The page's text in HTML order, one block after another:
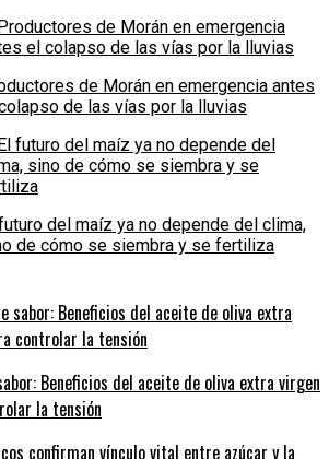
de Morán en emergencia antes
de las vías por la lluvias
del maíz ya no depende del clima,
de cómo se siembra y se fertiliza
Beneficios del aceite de oliva extra virgen
la tensión